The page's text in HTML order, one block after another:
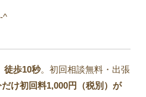
^
徒歩10秒。初回相談無料・出張
だけ初回料1,000円（税別）が